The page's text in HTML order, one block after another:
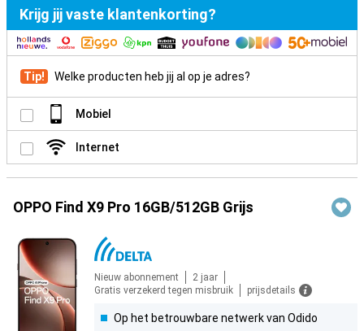
Krijg jij vaste klantenkorting?
Tip! Welke producten heb jij al op je adres?
Mobiel
Internet
OPPO Find X9 Pro 16GB/512GB Grijs
Nieuw abonnement
2 jaar
Gratis verzekerd tegen misbruik
prijsdetails
Op het betrouwbare netwerk van Odido